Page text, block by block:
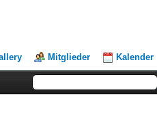
Mitglieder Kalender